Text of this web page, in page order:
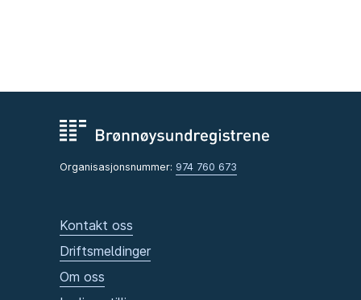
Organisasjonsnummer: 974 760 673
Kontakt oss
Driftsmeldinger
Om oss